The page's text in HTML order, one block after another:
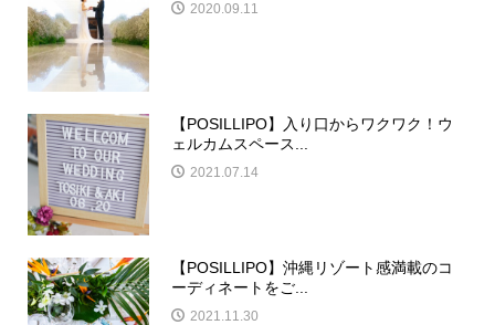
2020.09.11
【POSILLIPO】入り口からワクワク！ウ
ェルカムスペース...
2021.07.14
【POSILLIPO】沖縄リゾート感満載のコ
ーディネートをご...
2021.11.30